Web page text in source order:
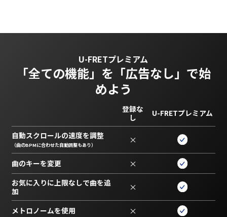
U-FRETプレミアム
「全ての機能」を 「広告なし」で始
めよう
登録な
し
U-FRETプレミアム
自動スクロールの速度を調整
（曲のBPMに合わせた自動調整もあり） ×
曲のキーを変更 ×
お気に入りに上限なしで曲を追
加
×
メトロノームを使用 ×